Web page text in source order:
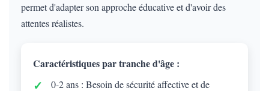
permet d'adapter son approche éducative et d'avoir des
attentes réalistes.
Caractéristiques par tranche d'âge :
0-2 ans : Besoin de sécurité affective et de